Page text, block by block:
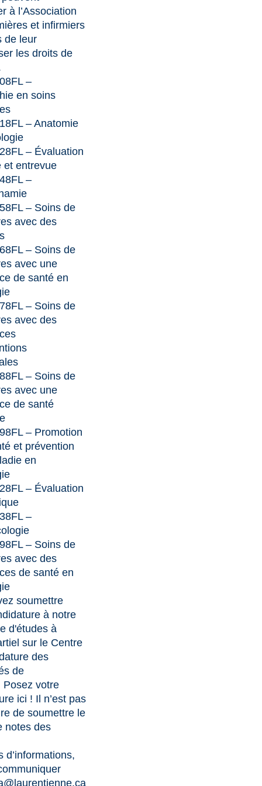
à l’Association
et infirmiers
de leur
les droits de
–
en soins
– Anatomie
– Évaluation
et entrevue
–
– Soins de
avec des
– Soins de
avec une
de santé en
– Soins de
avec des
– Soins de
avec une
de santé
– Promotion
et prévention
en
– Évaluation
–
– Soins de
avec des
de santé en
soumettre
à notre
d'études à
sur le Centre
des
de
Posez votre
ici ! Il n’est pas
de soumettre le
notes des
d’informations,